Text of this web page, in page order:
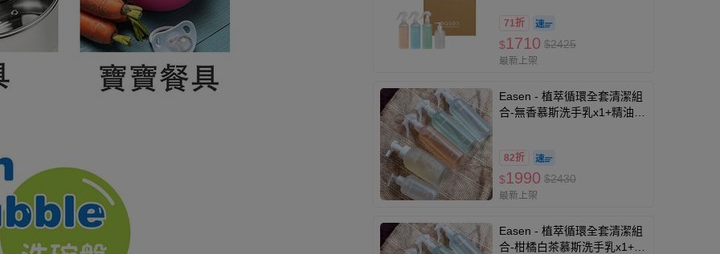
71折
$1710 $2425
最新上架
Easen - 植萃循環全套清潔組
合-無香慕斯洗手乳x1+精油洗
室清潔噴霧x1
82折
$1990 $2430
最新上架
Easen - 植萃循環全套清潔組
合-柑橘白茶慕斯洗手乳x1+精